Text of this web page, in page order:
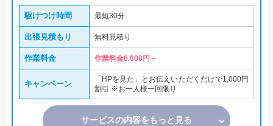
駆けつけ時間 最短30分
出張見積もり 無料見積り
作業料金 作業料金6,600円～
キャンペーン
「HPを見た」とお伝えいただくだけで1,000円
割引 ※お一人様一回限り
サービスの内容をもっと見る